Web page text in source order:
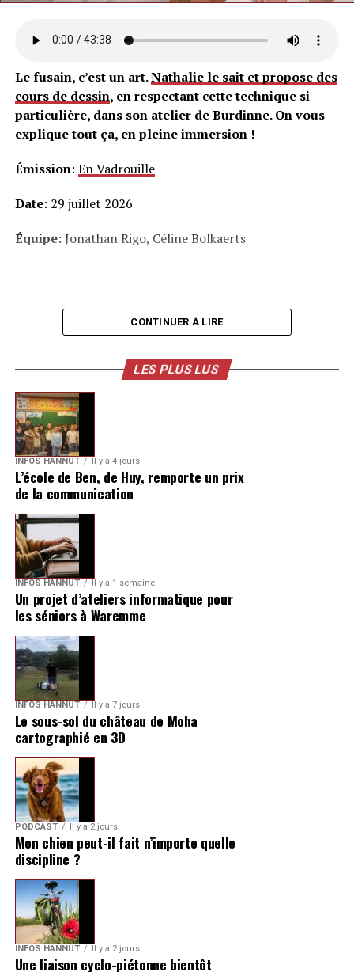
Le fusain, c’est un art.Nathalie le sait et propose des
cours de dessin, en respectant cette technique si
particulière, dans son atelier de Burdinne. On vous
explique tout ça, en pleine immersion !
Émission: En Vadrouille
Date: 29 juillet 2026
Équipe: Jonathan Rigo, Céline Bolkaerts
CONTINUER À LIRE
LES PLUS LUS
INFOS HANNUT Il y a 4 jours
L’école de Ben, de Huy, remporte un prix
de la communication
INFOS HANNUT Il y a 1 semaine
Un projet d’ateliers informatique pour
les séniors à Waremme
INFOS HANNUT Il y a 7 jours
Le sous-sol du château de Moha
cartographié en 3D
PODCAST Il y a 2 jours
Mon chien peut-il fait n’importe quelle
discipline ?
INFOS HANNUT Il y a 2 jours
Une liaison cyclo-piétonne bientôt